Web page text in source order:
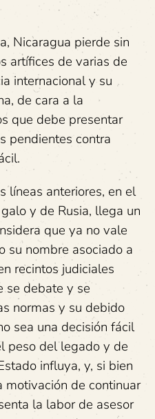
Nicaragua pierde sin
artífices de varias de
internacional y su
de cara a la
que debe presentar
pendientes contra
líneas anteriores, en el
y de Rusia, llega un
que ya no vale
su nombre asociado a
recintos judiciales
se debate y se
normas y su debido
sea una decisión fácil
peso del legado y de
influya, y, si bien
motivación de continuar
la labor de asesor